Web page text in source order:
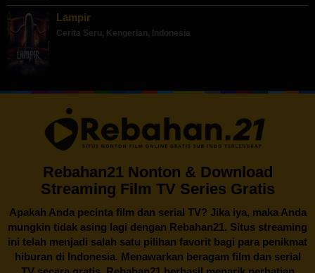
Lampir
Cerita Seru, Kengerian, Indonesia
Rebahan21 Nonton & Download
Streaming Film TV Series Gratis
Apakah Anda pecinta film dan serial TV? Jika iya, maka Anda
mungkin tidak asing lagi dengan Rebahan21. Situs streaming
ini telah menjadi salah satu pilihan favorit bagi para penikmat
hiburan di Indonesia. Menawarkan beragam film dan serial